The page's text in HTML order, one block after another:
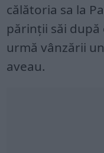
călătoria sa la
părinții săi
urmă vânzării
aveau.